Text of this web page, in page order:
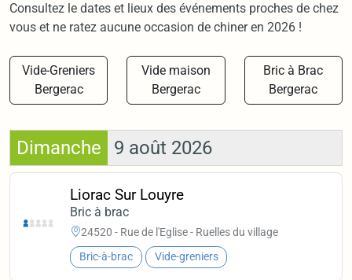
Consultez le dates et lieux des événements proches de chez
vous et ne ratez aucune occasion de chiner en 2026 !
Vide-Greniers
Bergerac
Vide maison
Bergerac
Bric à Brac
Bergerac
Dimanche 9 août 2026
Liorac Sur Louyre
Bric à brac
24520 - Rue de l'Eglise - Ruelles du village
Bric-à-brac Vide-greniers